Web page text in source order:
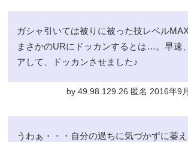
ガシャ引いては被りに被った技レベル
まさかのURにドッカンするとは…。早速
アして、ドッカンさせました♪
by 49.98.129.26 匿名 2016年9
うわぁ・・・自分の過ちに気づかずに萎